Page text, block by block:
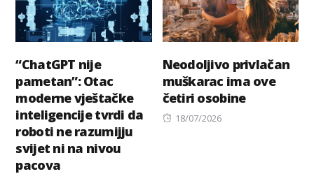
“ChatGPT nije
pametan”: Otac
moderne vještačke
inteligencije tvrdi da
roboti ne razumijju
svijet ni na nivou
pacova
Neodoljivo privlačan
muškarac ima ove
četiri osobine
Posted
18/07/2026